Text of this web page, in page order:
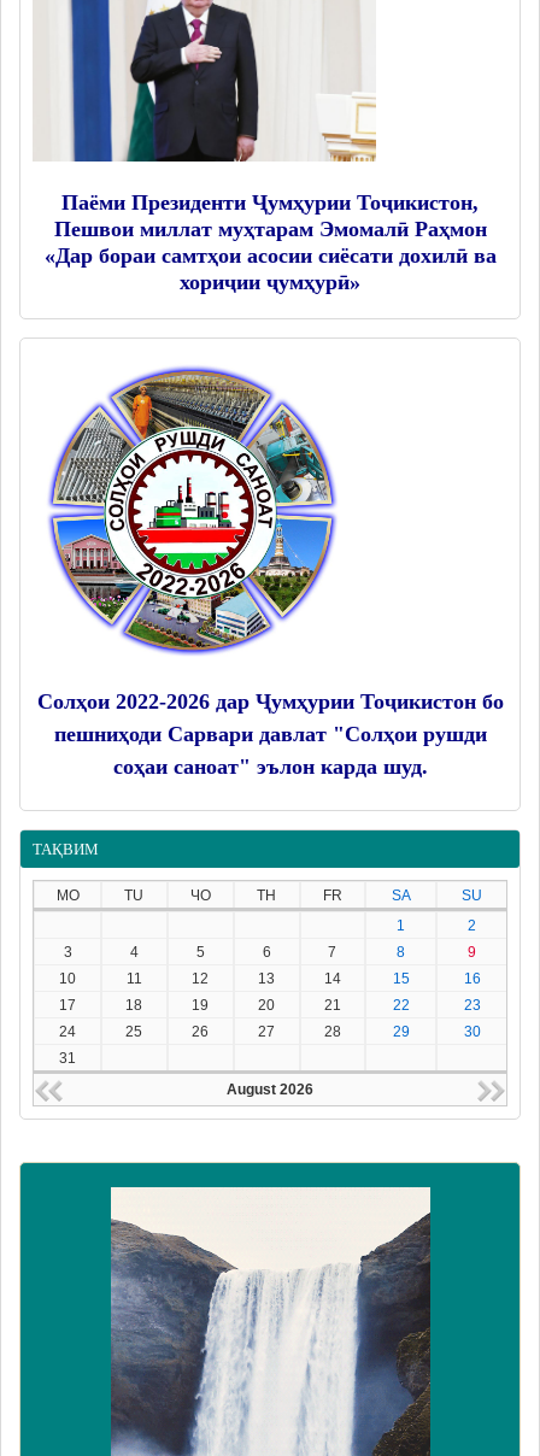
Воҳидҳои сохтории мақомоти иҷроия
МАҚОМОТИ НАМОЯНДАГӢ
САНАДҲОИ МЕЪЁРӢ-ҲУҚУҚӢ
Қарорҳои маҷлиси вакилони халқ
Паёми Президенти Ҷумҳурии Тоҷикистон,
Пешвои миллат муҳтарам Эмомалӣ Раҳмон
«Дар бораи самтҳои асосии сиёсати дохилӣ ва
хориҷии ҷумҳурӣ»
Солҳои 2022-2026 дар Ҷумҳурии Тоҷикистон бо
пешниҳоди Сарвари давлат "Солҳои рушди
соҳаи саноат" эълон карда шуд.
ТАҚВИМ
MO TU ЧО TH FR SA
SU
1
2
3
4 5 6 7 8
9
10
11 12 13 14 15
16
17
18 19 20 21 22
23
24
25 26 27 28 29
30
31
August 2026